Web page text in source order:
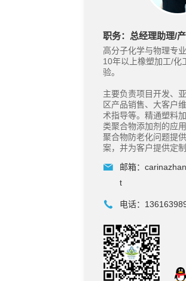
职务：总经理助理/
高分子化学与物理专
10年以上橡塑加工/化
验。
主要负责项目开发、
区产品销售、大客户
术指导等。精通塑料
类聚合物添加剂的应
聚合物防老化问题提
案，并为客户提供定
邮箱：
t
电话：